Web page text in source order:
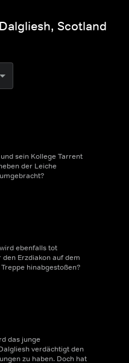
Scotland
sein Kollege Tarrent
der Leiche
ebenfalls tot
Erzdiakon auf dem
hinabgestoßen?
das junge
verdächtigt den
zu haben. Doch hat